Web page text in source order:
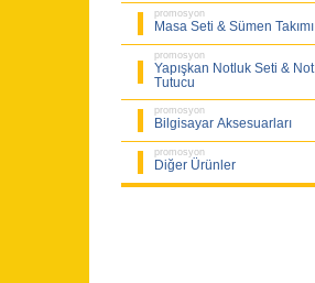
promosyon
Masa Seti & Sümen Takımı
promosyon
Yapışkan Notluk Seti & Not
Tutucu
promosyon
Bilgisayar Aksesuarları
promosyon
Diğer Ürünler